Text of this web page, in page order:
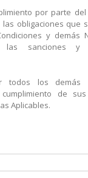
por parte del
obligaciones que
y demás
las sanciones y
todos los demás
de
Aplicables.